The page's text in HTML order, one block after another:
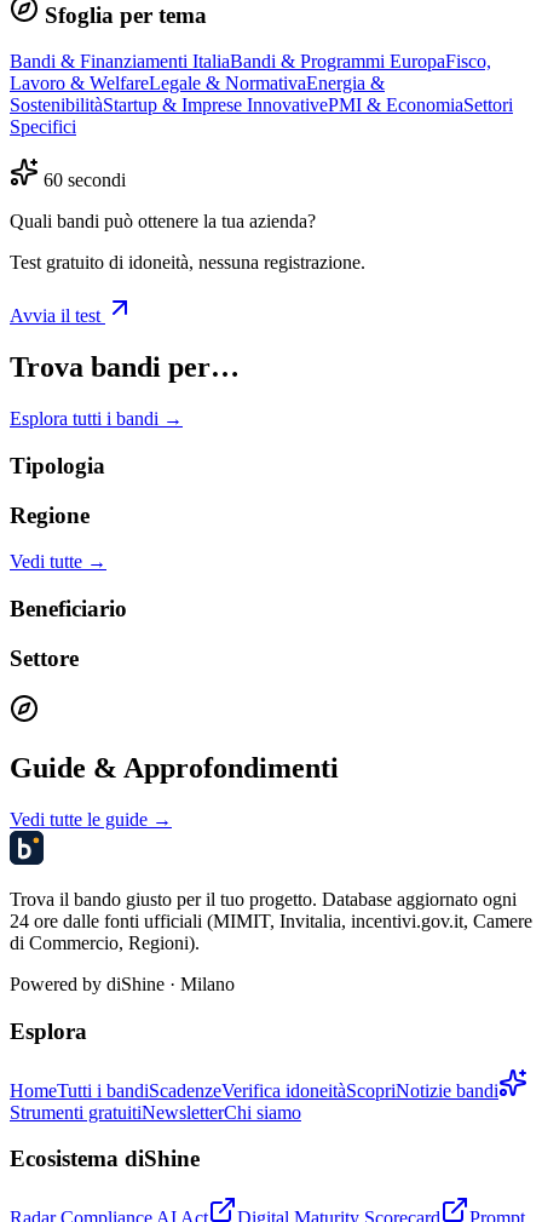
Sfoglia per tema
Bandi & Finanziamenti ItaliaBandi & Programmi EuropaFisco,
Lavoro & WelfareLegale & NormativaEnergia &
SostenibilitàStartup & Imprese InnovativePMI & EconomiaSettori
Specifici
60 secondi
Quali bandi può ottenere la tua azienda?
Test gratuito di idoneità, nessuna registrazione.
Avvia il test
Trova bandi per…
Esplora tutti i bandi →
Tipologia
Regione
Vedi tutte →
Beneficiario
Settore
Guide & Approfondimenti
Vedi tutte le guide →
Trova il bando giusto per il tuo progetto. Database aggiornato ogni
24 ore dalle fonti ufficiali (MIMIT, Invitalia, incentivi.gov.it, Camere
di Commercio, Regioni).
Powered by diShine · Milano
Esplora
HomeTutti i bandiScadenzeVerifica idoneitàScopriNotizie bandi
Strumenti gratuitiNewsletterChi siamo
Ecosistema diShine
Radar Compliance AI Act Digital Maturity Scorecard Prompt